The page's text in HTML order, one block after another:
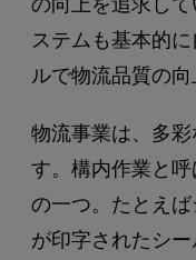
ステムも基本的
ルで物流品質の向
物流事業は、多
す。構内作業と
の一つ。たとえ
が印字されたシ